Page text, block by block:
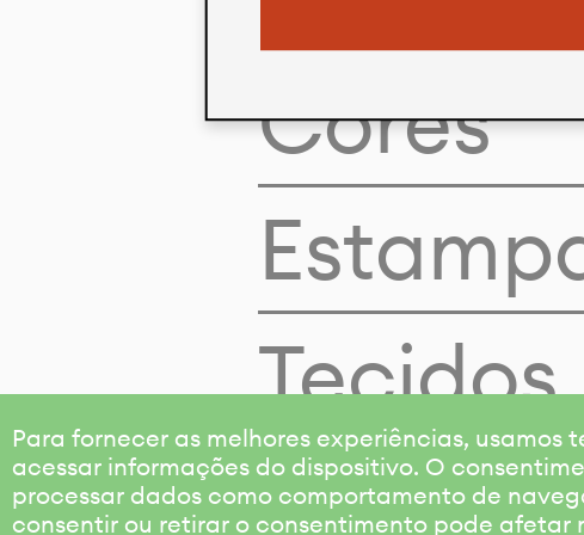
Para fornecer as melhores experiências,
acessar informações do dispositivo. O
processar dados como comportamento de
consentir ou retirar o consentimento pode afetar
Cores
Tecidos